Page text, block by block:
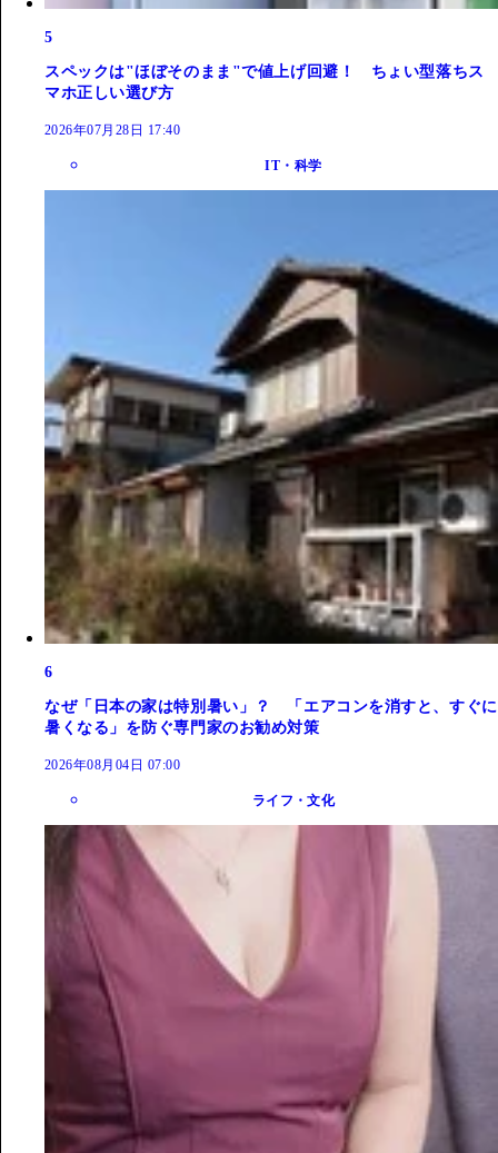
5
スペックは"ほぼそのまま"で値上げ回避！ ちょい型落ちス
マホ正しい選び方
2026年07月28日 17:40
IT・科学
6
なぜ「日本の家は特別暑い」？ 「エアコンを消すと、すぐに
暑くなる」を防ぐ専門家のお勧め対策
2026年08月04日 07:00
ライフ・文化